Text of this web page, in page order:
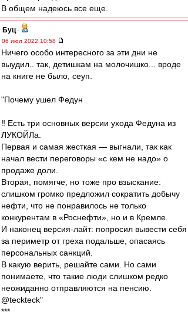
В общем надеюсь все еще.
Буц -
06 июл 2022 10:58
Ничего особо интересного за эти дни не
выудил.. так, детишкам на молочишко... вроде
на книге не было, сеуп.
"​Почему ушел Федун
‼️ Есть три основных версии ухода Федуна из
ЛУКОЙЛа.
Первая и самая жесткая — выгнали, так как
начал вести переговоры «с кем не надо» о
продаже доли.
Вторая, помягче, но тоже про взыскание:
слишком громко предложил сократить добычу
нефти, что не понравилось не только
конкурентам в «Роснефти», но и в Кремле.
И наконец версия-лайт: попросил вывести себя
за периметр от греха подальше, опасаясь
персональных санкций.
В какую верить, решайте сами. Но сами
понимаете, что такие люди слишком редко
неожиданно отправляются на пенсию.
@teckteck"
***